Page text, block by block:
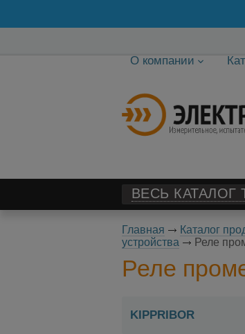
О компании
ВЕСЬ КАТАЛОГ
Главная Каталог
устройства
Реле
Реле
KIPPRIBOR